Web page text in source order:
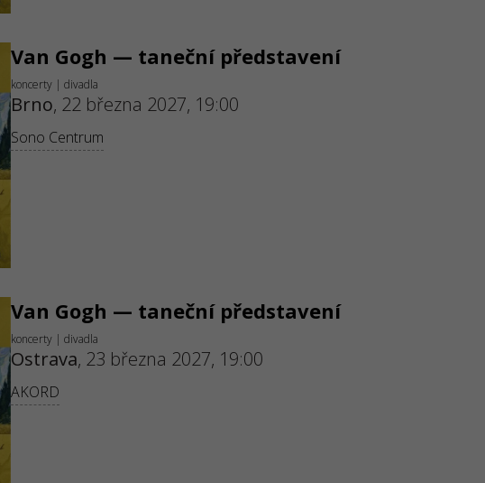
Van Gogh — taneční představení
koncerty | divadla
Brno, 22 března 2027, 19:00
Sono Centrum
Van Gogh — taneční představení
koncerty | divadla
Ostrava, 23 března 2027, 19:00
AKORD